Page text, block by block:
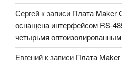
Сергей к записи Плата Maker
оснащена интерфейсом RS-
четырьмя
Евгений к записи Плата